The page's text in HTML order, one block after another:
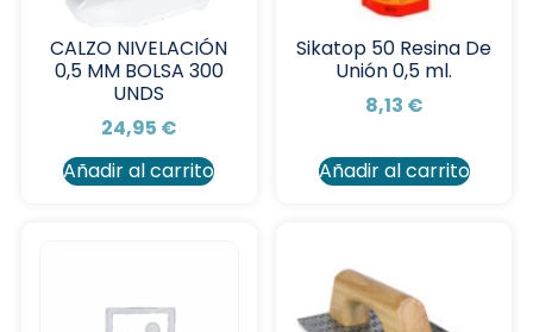
CALZO NIVELACIÓN
0,5 MM BOLSA 300
UNDS
24,95 €
Añadir al carrito
Sikatop 50 Resina De
Unión 0,5 ml.
8,13 €
Añadir al carrito